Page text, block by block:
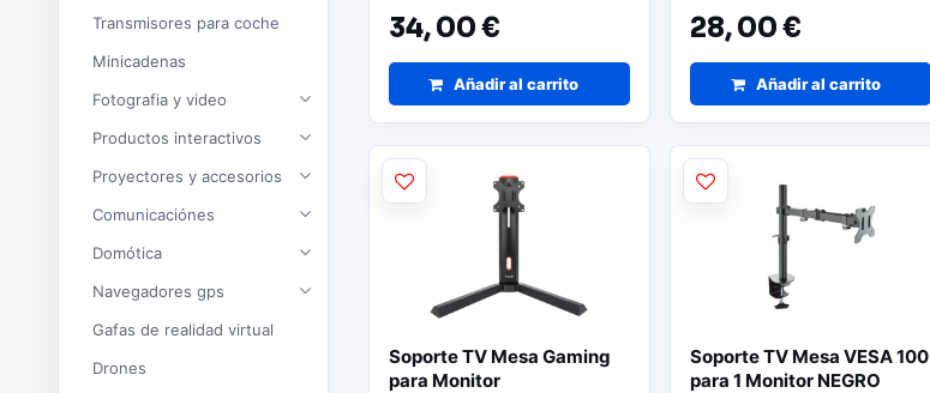
Transmisores para coche
Minicadenas
Fotografia y video
Productos interactivos
Proyectores y accesorios
Comunicaciónes
Domótica
Navegadores gps
Gafas de realidad virtual
Drones
34,00 €
Añadir al carrito
28,00 €
Añadir al carrito
Soporte TV Mesa Gaming
para Monitor
Soporte TV Mesa VESA 100
para 1 Monitor NEGRO